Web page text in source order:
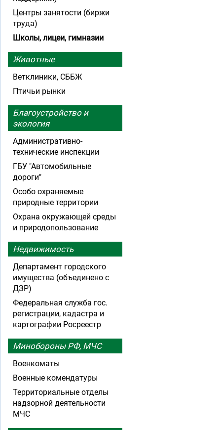
Центры занятости (биржи
труда)
Школы, лицеи, гимназии
Животные
Ветклиники, СББЖ
Птичьи рынки
Благоустройство и
экология
Административно-
технические инспекции
ГБУ "Автомобильные
дороги"
Особо охраняемые
природные территории
Охрана окружающей среды
и природопользование
Недвижимость
Департамент городского
имущества (объединено с
ДЗР)
Федеральная служба гос.
регистрации, кадастра и
картографии Росреестр
Минобороны РФ, МЧС
Военкоматы
Военные комендатуры
Территориальные отделы
надзорной деятельности
МЧС